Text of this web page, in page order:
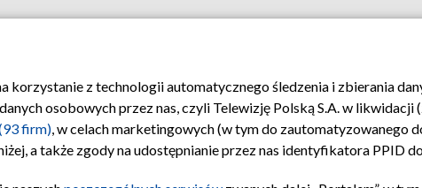
prywatności Moje zgody Pomoc Biuro reklamy
z technologii automatycznego śledzenia i zbierania
osobowych przez nas, czyli Telewizję Polską S.A. w likwidacji
firm), w celach marketingowych (w tym do zautomatyzowanego
a także zgody na udostępnianie przez nas identyfikatora PPID